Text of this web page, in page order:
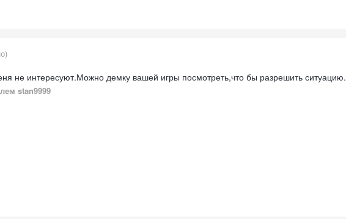
не интересуют.Можно демку вашей игры посмотреть,что бы разрешить ситуацию.
stan9999